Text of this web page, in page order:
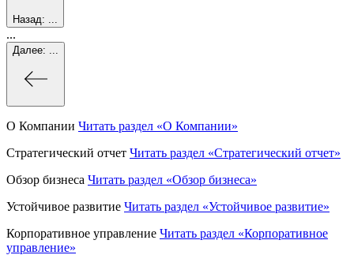
Назад:
...
Далее:
О Компании Читать раздел «О Компании»
Стратегический отчет Читать раздел «Стратегический отчет»
Обзор бизнеса Читать раздел «Обзор бизнеса»
Устойчивое развитие Читать раздел «Устойчивое развитие»
Корпоративное управление Читать раздел «Корпоративное
управление»